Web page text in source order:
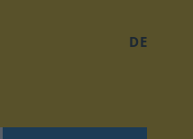
DE